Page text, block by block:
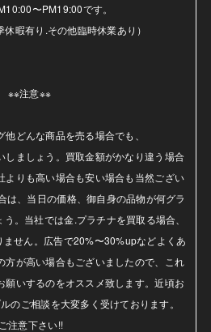
〜PM19:00です。
休暇有り.その他臨時休業あり）
※※注意※※
どんな商品を売る場合でも、
しましょう。買取金額がかなり違う場合
よりも高い場合も安い場合も当然ござい
は、当日の価格、御自身の品物が何グラ
。当社では金.プラチナを買取る場合、
せん。広告で20%〜30%upなどよくあ
方が高い場合もございましたので、これ
願いするのをオススメ致します。近頃お
のご相談を大変多く受けております。
ご注意下さい!!